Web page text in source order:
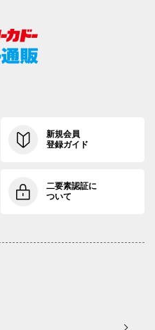
新規会員
登録ガイド
二要素認証に
ついて